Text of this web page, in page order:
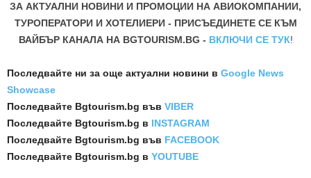
ЗА АКТУАЛНИ НОВИНИ И ПРОМОЦИИ НА АВИОКОМПАНИИ,
ТУРОПЕРАТОРИ И ХОТЕЛИЕРИ - ПРИСЪЕДИНЕТЕ СЕ КЪМ
ВАЙБЪР КАНАЛА НА BGTOURISM.BG - ВКЛЮЧИ СЕ ТУК!
Последвайте ни за още актуални новини в Google News
Showcase
Последвайте Bgtourism.bg във VIBER
Последвайте Bgtourism.bg в INSTAGRAM
Последвайте Bgtourism.bg във FACEBOOK
Последвайте Bgtourism.bg в YOUTUBE